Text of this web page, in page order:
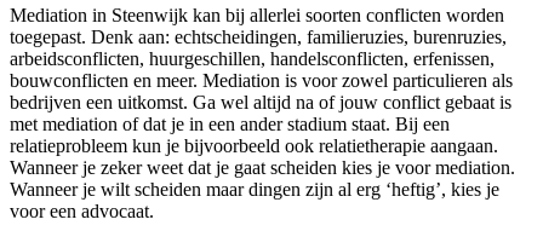
Mediation in Steenwijk kan bij allerlei soorten conflicten worden
toegepast. Denk aan: echtscheidingen, familieruzies, burenruzies,
arbeidsconflicten, huurgeschillen, handelsconflicten, erfenissen,
bouwconflicten en meer. Mediation is voor zowel particulieren als
bedrijven een uitkomst. Ga wel altijd na of jouw conflict gebaat is
met mediation of dat je in een ander stadium staat. Bij een
relatieprobleem kun je bijvoorbeeld ook relatietherapie aangaan.
Wanneer je zeker weet dat je gaat scheiden kies je voor mediation.
Wanneer je wilt scheiden maar dingen zijn al erg ‘heftig’, kies je
voor een advocaat.